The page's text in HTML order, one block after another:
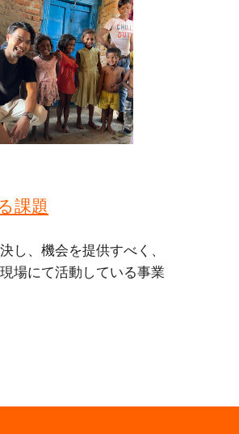
課題
し、機会を提供すべく、
場にて活動している事業